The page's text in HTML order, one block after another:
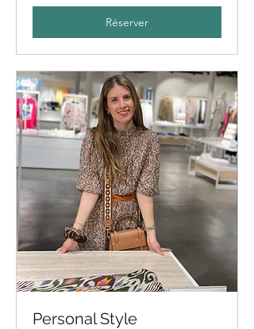
Réserver
Personal Style